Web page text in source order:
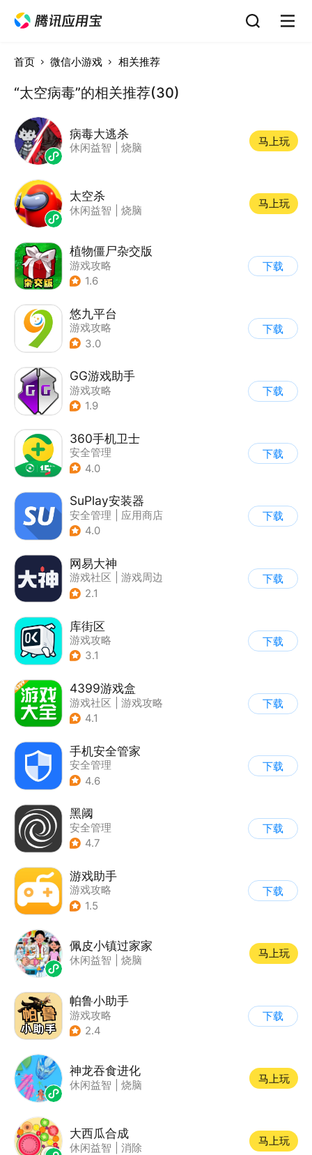
首页 微信小游戏 相关推荐
“太空病毒”的相关推荐(30)
病毒大逃杀
休闲益智 烧脑
马上玩
太空杀
休闲益智 烧脑
马上玩
植物僵尸杂交版
游戏攻略
1.6
下载
悠九平台
游戏攻略
3.0
下载
GG游戏助手
游戏攻略
1.9
下载
360手机卫士
安全管理
4.0
下载
SuPlay安装器
安全管理
应用商店
4.0
下载
网易大神
游戏社区
游戏周边
2.1
下载
库街区
游戏攻略
3.1
下载
4399游戏盒
游戏社区
游戏攻略
4.1
下载
手机安全管家
安全管理
4.6
下载
黑阈
安全管理
4.7
下载
游戏助手
游戏攻略
1.5
下载
佩皮小镇过家家
休闲益智 烧脑
马上玩
帕鲁小助手
游戏攻略
2.4
下载
神龙吞食进化
休闲益智 烧脑
马上玩
大西瓜合成
休闲益智 消除
马上玩